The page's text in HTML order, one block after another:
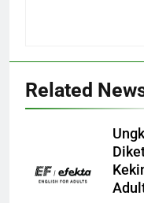
Related